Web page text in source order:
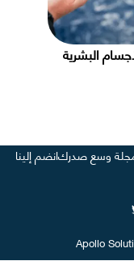
البشرية
وسع صدركانضم إلينا
Apollo